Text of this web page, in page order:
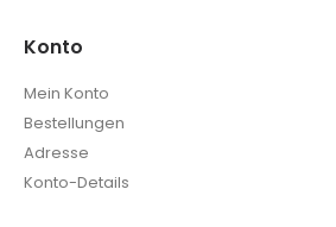
Konto
Mein Konto
Bestellungen
Adresse
Konto-Details